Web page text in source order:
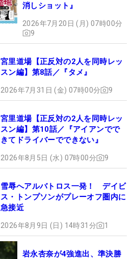
消しショット』
2026年7月20日 (月) 07時00分
9
宮里道場【正反対の2人を同時レッ
スン編】第8話／『タメ』
2026年7月31日 (金) 07時00分 9
宮里道場【正反対の2人を同時レッ
スン編】第10話／『アイアンでで
きてドライバーでできない』
2026年8月5日 (水) 07時00分 9
雪辱へアルバトロス一発！ デイビ
ス・トンプソンがプレーオフ圏内に
急接近
2026年8月9日 (日) 14時31分 1
岩永杏奈が4強進出、準決勝